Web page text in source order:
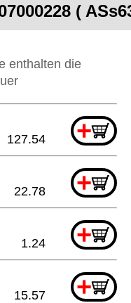
(
enthalten die
+
127.54
+
22.78
+
1.24
+
15.57